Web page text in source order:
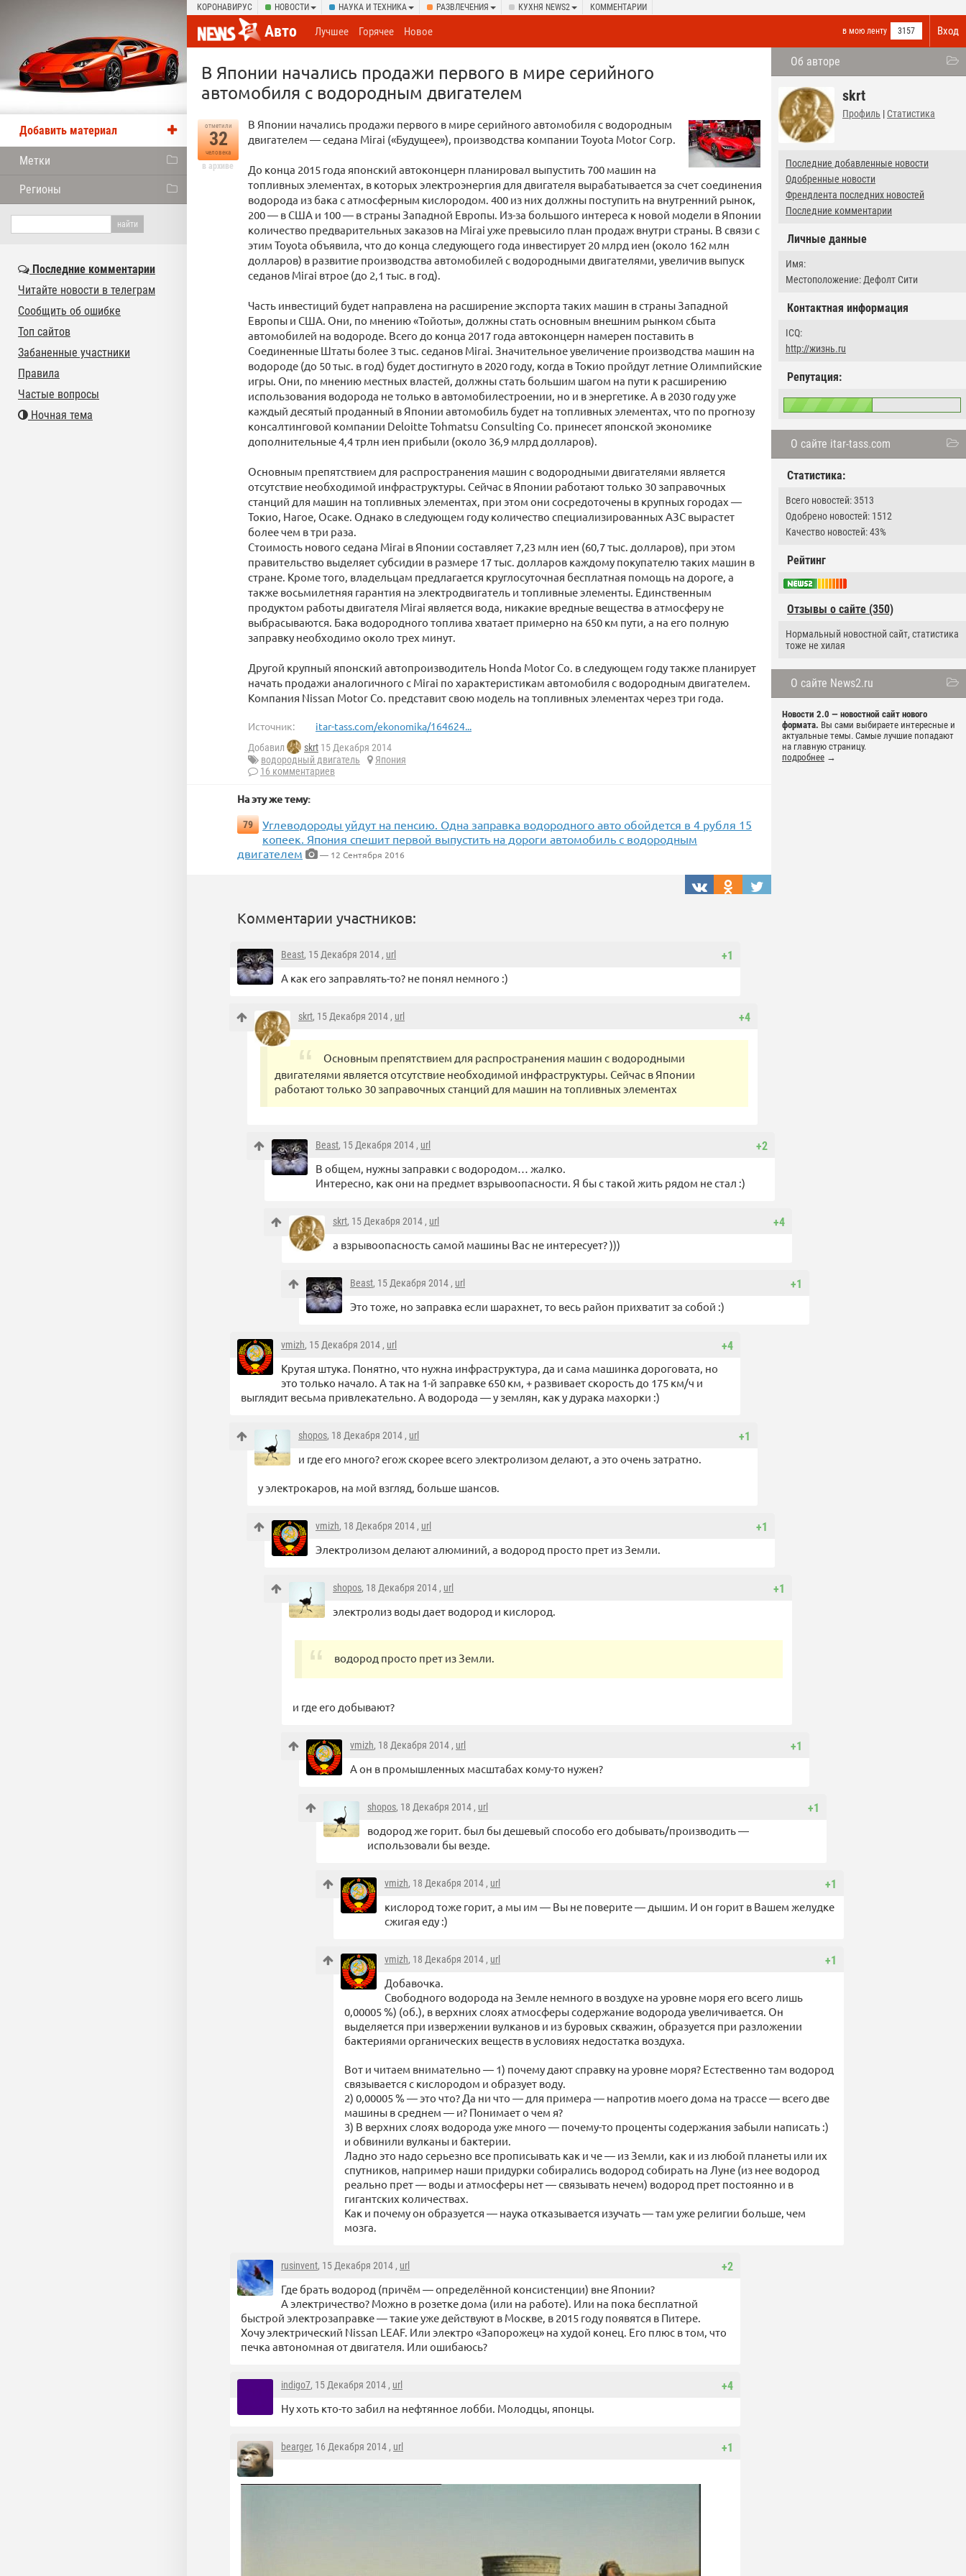
КОРОНАВИРУС НОВОСТИ НАУКА И ТЕХНИКА РАЗВЛЕЧЕНИЯ КУХНЯ NEWS2 КОММЕНТАРИИ
Вход
Авто в мою ленту 3157
Лучшее Горячее Новое
Об авторе
skrt
Профиль | Статистика
Последние добавленные новости
Одобренные новости
Френдлента последних новостей
Последние комментарии
Личные данные
Имя:
Местоположение: Дефолт Сити
Контактная информация
ICQ:
http://жизнь.ru
Репутация:
О сайте itar-tass.com
Статистика:
Всего новостей: 3513
Одобрено новостей: 1512
Качество новостей: 43%
Рейтинг
Отзывы о сайте (350)
Нормальный новостной сайт, статистика
тоже не хилая
О сайте News2.ru
Новости 2.0 — новостной сайт нового
формата. Вы сами выбираете интересные и
актуальные темы. Самые лучшие попадают
на главную страницу.
подробнее →
В Японии начались продажи первого в мире серийного
автомобиля с водородным двигателем
отметили
32
человека
в архиве
В Японии начались продажи первого в мире серийного автомобиля с водородным
двигателем — седана Mirai («Будущее»), производства компании Toyota Motor Corp.
До конца 2015 года японский автоконцерн планировал выпустить 700 машин на
топливных элементах, в которых электроэнергия для двигателя вырабатывается за счет соединения
водорода из бака с атмосферным кислородом. 400 из них должны поступить на внутренний рынок,
200 — в США и 100 — в страны Западной Европы. Из-за большого интереса к новой модели в Японии
количество предварительных заказов на Mirai уже превысило план продаж внутри страны. В связи с
этим Toyota объявила, что до конца следующего года инвестирует 20 млрд иен (около 162 млн
долларов) в развитие производства автомобилей с водородными двигателями, увеличив выпуск
седанов Mirai втрое (до 2,1 тыс. в год).
Часть инвестиций будет направлена на расширение экспорта таких машин в страны Западной
Европы и США. Они, по мнению «Тойоты», должны стать основным внешним рынком сбыта
автомобилей на водороде. Всего до конца 2017 года автоконцерн намерен поставить в
Соединенные Штаты более 3 тыс. седанов Mirai. Значительное увеличение производства машин на
водороде (до 50 тыс. в год) будет достигнуто в 2020 году, когда в Токио пройдут летние Олимпийские
игры. Они, по мнению местных властей, должны стать большим шагом на пути к расширению
использования водорода не только в автомобилестроении, но и в энергетике. А в 2030 году уже
каждый десятый проданный в Японии автомобиль будет на топливных элементах, что по прогнозу
консалтинговой компании Deloitte Tohmatsu Consulting Co. принесет японской экономике
дополнительные 4,4 трлн иен прибыли (около 36,9 млрд долларов).
Основным препятствием для распространения машин с водородными двигателями является
отсутствие необходимой инфраструктуры. Сейчас в Японии работают только 30 заправочных
станций для машин на топливных элементах, при этом они сосредоточены в крупных городах —
Токио, Нагое, Осаке. Однако в следующем году количество специализированных АЗС вырастет
более чем в три раза.
Стоимость нового седана Mirai в Японии составляет 7,23 млн иен (60,7 тыс. долларов), при этом
правительство выделяет субсидии в размере 17 тыс. долларов каждому покупателю таких машин в
стране. Кроме того, владельцам предлагается круглосуточная бесплатная помощь на дороге, а
также восьмилетняя гарантия на электродвигатель и топливные элементы. Единственным
продуктом работы двигателя Mirai является вода, никакие вредные вещества в атмосферу не
выбрасываются. Бака водородного топлива хватает примерно на 650 км пути, а на его полную
заправку необходимо около трех минут.
Другой крупный японский автопроизводитель Honda Motor Co. в следующем году также планирует
начать продажи аналогичного с Mirai по характеристикам автомобиля с водородным двигателем.
Компания Nissan Motor Co. представит свою модель на топливных элементах через три года.
Источник: itar-tass.com/ekonomika/164624...
Добавил skrt 15 Декабря 2014
водородный двигатель
Япония
16 комментариев
На эту же тему:
79
Углеводороды уйдут на пенсию. Одна заправка водородного авто обойдется в 4 рубля 15
копеек. Япония спешит первой выпустить на дороги автомобиль с водородным
двигателем
— 12 Сентября 2016
Комментарии участников:
+1
Beast, 15 Декабря 2014 , url
А как его заправлять-то? не понял немного :)
+4
skrt, 15 Декабря 2014 , url
Основным препятствием для распространения машин с водородными
двигателями является отсутствие необходимой инфраструктуры. Сейчас в Японии
работают только 30 заправочных станций для машин на топливных элементах
+2
Beast, 15 Декабря 2014 , url
В общем, нужны заправки с водородом… жалко.
Интересно, как они на предмет взрывоопасности. Я бы с такой жить рядом не стал :)
+4
skrt, 15 Декабря 2014 , url
а взрывоопасность самой машины Вас не интересует? )))
+1
Beast, 15 Декабря 2014 , url
Это тоже, но заправка если шарахнет, то весь район прихватит за собой :)
+4
vmizh, 15 Декабря 2014 , url
Крутая штука. Понятно, что нужна инфраструктура, да и сама машинка дороговата, но
это только начало. А так на 1-й заправке 650 км, + развивает скорость до 175 км/ч и
выглядит весьма привлекательно. А водорода — у землян, как у дурака махорки :)
+1
shopos, 18 Декабря 2014 , url
и где его много? егож скорее всего электролизом делают, а это очень затратно.
у электрокаров, на мой взгляд, больше шансов.
+1
vmizh, 18 Декабря 2014 , url
Электролизом делают алюминий, а водород просто прет из Земли.
+1
shopos, 18 Декабря 2014 , url
электролиз воды дает водород и кислород.
водород просто прет из Земли.
и где его добывают?
+1
vmizh, 18 Декабря 2014 , url
А он в промышленных масштабах кому-то нужен?
+1
shopos, 18 Декабря 2014 , url
водород же горит. был бы дешевый способо его добывать/производить —
использовали бы везде.
+1
vmizh, 18 Декабря 2014 , url
кислород тоже горит, а мы им — Вы не поверите — дышим. И он горит в Вашем желудке
сжигая еду :)
+1
vmizh, 18 Декабря 2014 , url
Добавочка.
Свободного водорода на Земле немного в воздухе на уровне моря его всего лишь
0,00005 %) (об.), в верхних слоях атмосферы содержание водорода увеличивается. Он
выделяется при извержении вулканов и из буровых скважин, образуется при разложении
бактериями органических веществ в условиях недостатка воздуха.
Вот и читаем внимательно — 1) почему дают справку на уровне моря? Естественно там водород
связывается с кислородом и образует воду.
2) 0,00005 % — это что? Да ни что — для примера — напротив моего дома на трассе — всего две
машины в среднем — и? Понимает о чем я?
3) В верхних слоях водорода уже много — почему-то проценты содержания забыли написать :)
и обвинили вулканы и бактерии.
Ладно это надо серьезно все прописывать как и че — из Земли, как и из любой планеты или их
спутников, например наши придурки собирались водород собирать на Луне (из нее водород
реально прет — воды и атмосферы нет — связывать нечем) водород прет постоянно и в
гигантских количествах.
Как и почему он образуется — наука отказывается изучать — там уже религии больше, чем
мозга.
+2
rusinvent, 15 Декабря 2014 , url
Где брать водород (причём — определённой консистенции) вне Японии?
А электричество? Можно в розетке дома (или на работе). Или на пока бесплатной
быстрой электрозаправке — такие уже действуют в Москве, в 2015 году появятся в Питере.
Хочу электрический Nissan LEAF. Или электро «Запорожец» на худой конец. Его плюс в том, что
печка автономная от двигателя. Или ошибаюсь?
+4
indigo7, 15 Декабря 2014 , url
Ну хоть кто-то забил на нефтянное лобби. Молодцы, японцы.
+1
bearger, 16 Декабря 2014 , url
Добавить материал
Метки
Регионы
Последние комментарии
Читайте новости в телеграм
Сообщить об ошибке
Топ сайтов
Забаненные участники
Правила
Частые вопросы
Ночная тема